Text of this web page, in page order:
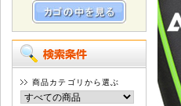
商品カテゴリから選ぶ